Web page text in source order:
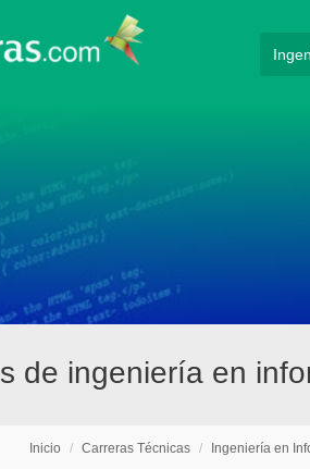
de ingeniería en
Inicio / Carreras Técnicas / Ingeniería en